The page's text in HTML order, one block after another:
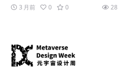
3 月前
0 0 28